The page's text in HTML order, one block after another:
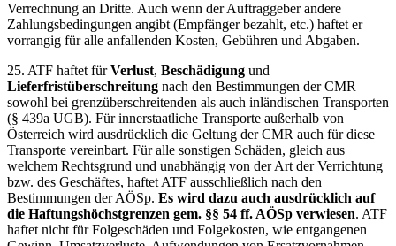
Verrechnung an Dritte. Auch wenn der Auftraggeber andere
Zahlungsbedingungen angibt (Empfänger bezahlt, etc.) haftet er
vorrangig für alle anfallenden Kosten, Gebühren und Abgaben.
25. ATF haftet fürVerlust, Beschädigung und
Lieferfristüberschreitung nach den Bestimmungen der CMR
sowohl bei grenzüberschreitenden als auch inländischen Transporten
(§ 439a UGB). Für innerstaatliche Transporte außerhalb von
Österreich wird ausdrücklich die Geltung der CMR auch für diese
Transporte vereinbart. Für alle sonstigen Schäden, gleich aus
welchem Rechtsgrund und unabhängig von der Art der Verrichtung
bzw. des Geschäftes, haftet ATF ausschließlich nach den
Bestimmungen der AÖSp. Es wird dazu auch ausdrücklich auf
die Haftungshöchstgrenzen gem. §§ 54 ff. AÖSp verwiesen. ATF
haftet nicht für Folgeschäden und Folgekosten, wie entgangenen